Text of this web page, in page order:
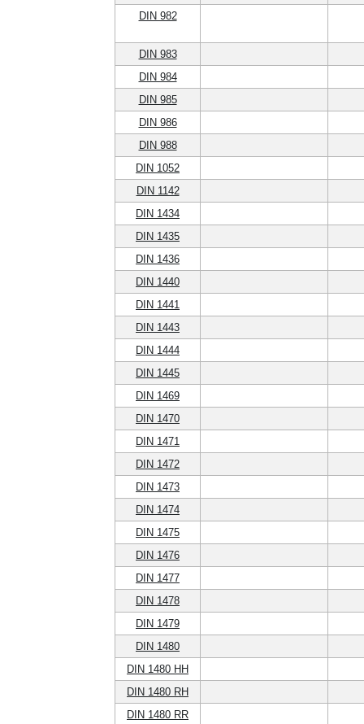
DIN 982
DIN 983
DIN 984
DIN 985
DIN 986
DIN 988
DIN 1052
DIN 1142
DIN 1434
DIN 1435
DIN 1436
DIN 1440
DIN 1441
DIN 1443
DIN 1444
DIN 1445
DIN 1469
DIN 1470
DIN 1471
DIN 1472
DIN 1473
DIN 1474
DIN 1475
DIN 1476
DIN 1477
DIN 1478
DIN 1479
DIN 1480
DIN 1480 HH
DIN 1480 RH
DIN 1480 RR